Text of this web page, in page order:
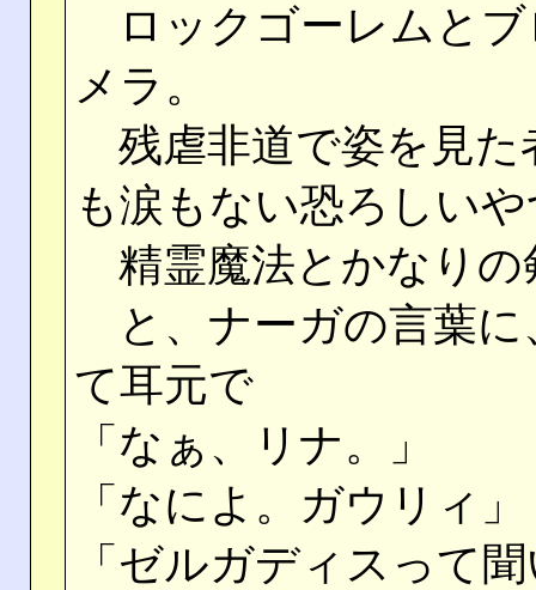
ロックゴーレムとブ
メラ。
残虐非道で姿を見た
も涙もない恐ろしい
精霊魔法とかなりの
と、ナーガの言葉に
て耳元で
「なぁ、リナ。」
「なによ。ガウリィ」
「ゼルガディスって